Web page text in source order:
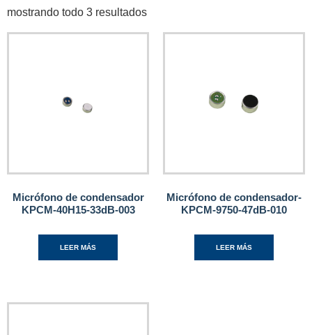
mostrando todo 3 resultados
Micrófono de condensador
KPCM-40H15-33dB-003
LEER MÁS
Micrófono de condensador-
KPCM-9750-47dB-010
LEER MÁS